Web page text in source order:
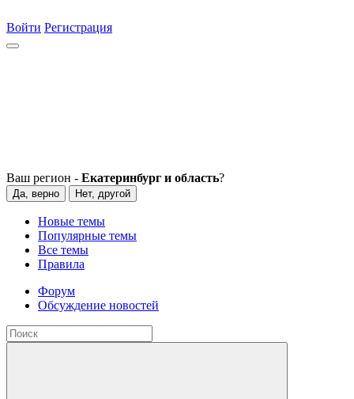
Войти Регистрация
Ваш регион - Екатеринбург и область?
Да, верно Нет, другой
Новые темы
Популярные темы
Все темы
Правила
Форум
Обсуждение новостей